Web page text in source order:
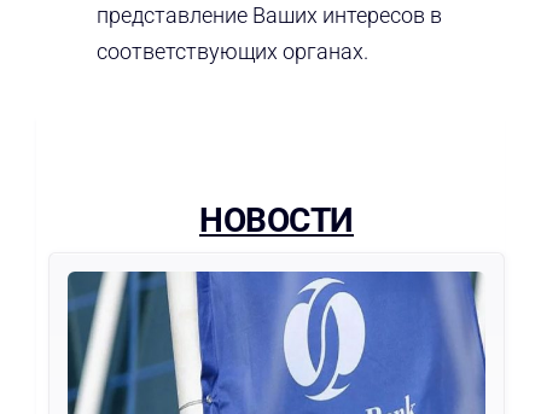
представление Ваших интересов в
соответствующих органах.
НОВОСТИ